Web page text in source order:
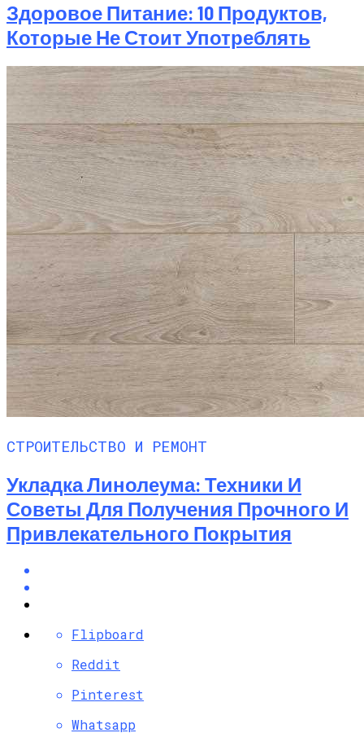
Здоровое Питание: 10 Продуктов,
Которые Не Стоит Употреблять
СТРОИТЕЛЬСТВО И РЕМОНТ
Укладка Линолеума: Техники И
Советы Для Получения Прочного И
Привлекательного Покрытия
Flipboard
Reddit
Pinterest
Whatsapp